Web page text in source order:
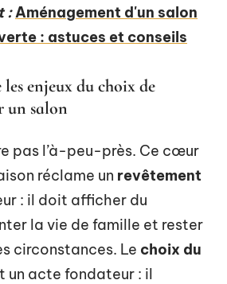
: Aménagement d'un salon
: astuces et conseils
enjeux du choix de
un salon
pas l’à-peu-près. Ce cœur
réclame un revêtement
: il doit afficher du
la vie de famille et rester
circonstances. Le choix du
un acte fondateur : il